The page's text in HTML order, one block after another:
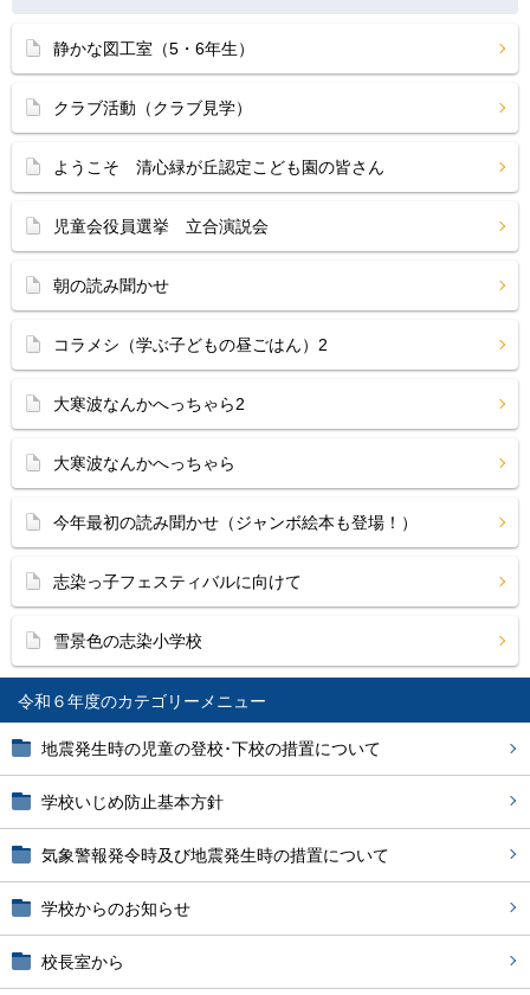
令和６年度
地震発生時の児童の登校･下校の措置について
学校いじめ防止基本方針
気象警報発令時及び地震発生時の措置について
学校からのお知らせ
校長室から
静かな図工室（5・6年生）
クラブ活動（クラブ見学）
ようこそ 清心緑が丘認定こども園の皆さん
児童会役員選挙 立合演説会
朝の読み聞かせ
コラメシ（学ぶ子どもの昼ごはん）2
大寒波なんかへっちゃら2
大寒波なんかへっちゃら
今年最初の読み聞かせ（ジャンボ絵本も登場！）
志染っ子フェスティバルに向けて
雪景色の志染小学校